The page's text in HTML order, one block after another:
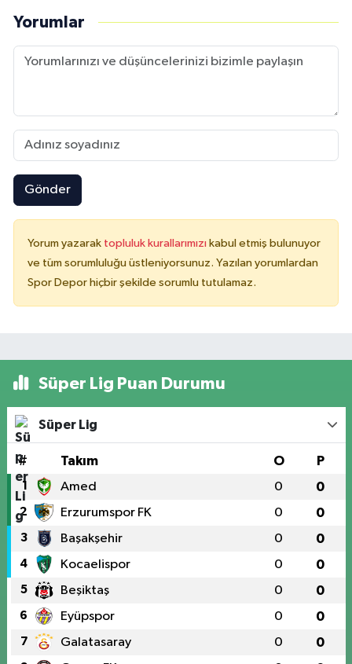
Yorumlar
Gönder
Yorum yazarak topluluk kurallarımızı kabul etmiş bulunuyor
ve tüm sorumluluğu üstleniyorsunuz. Yazılan yorumlardan
Spor Depor hiçbir şekilde sorumlu tutulamaz.
Süper Lig Puan Durumu
Süper Lig
# Takım O P
1 Amed 0 0
2 Erzurumspor FK 0 0
3 Başakşehir 0 0
4 Kocaelispor 0 0
5 Beşiktaş 0 0
6 Eyüpspor 0 0
7 Galatasaray 0 0